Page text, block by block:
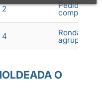
2 Pedido
compacta
4 Rondas de
agrupado
O